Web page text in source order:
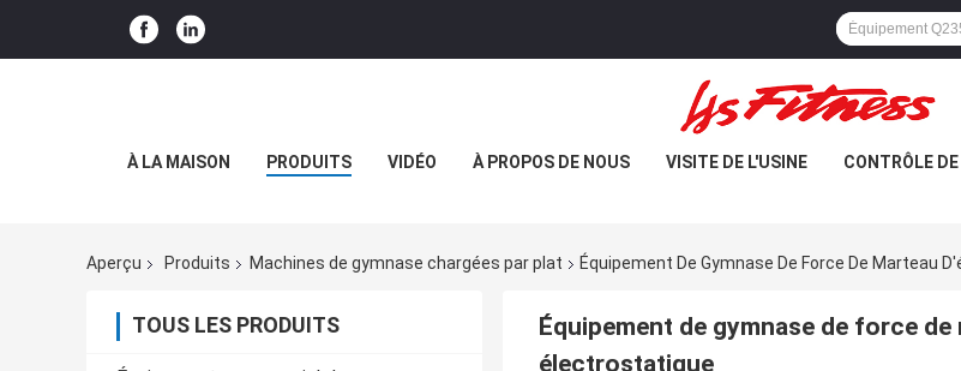
À LA MAISON PRODUITS VIDÉO À PROPOS DE NOUS VISITE DE L'USINE CONTRÔLE
Aperçu Produits Machines de gymnase chargées par plat Équipement De Gymnase De Force De Marteau
TOUS LES PRODUITS
Équipement de gymnase de force
électrostatique